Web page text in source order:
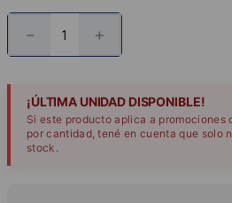
＋
－
¡ÚLTIMA UNIDAD DISPONIBLE!
Si este producto aplica a promociones
por cantidad, tené en cuenta que solo
stock.